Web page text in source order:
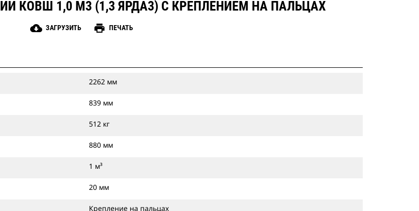
КОВШ 1,0 М3 (1,3 ЯРДА3) С КРЕПЛЕНИЕМ НА ПАЛЬЦАХ
cloud_download ЗАГРУЗИТЬ print ПЕЧАТЬ
2262 мм
839 мм
512 кг
880 мм
1 м³
20 мм
Крепление на пальцах